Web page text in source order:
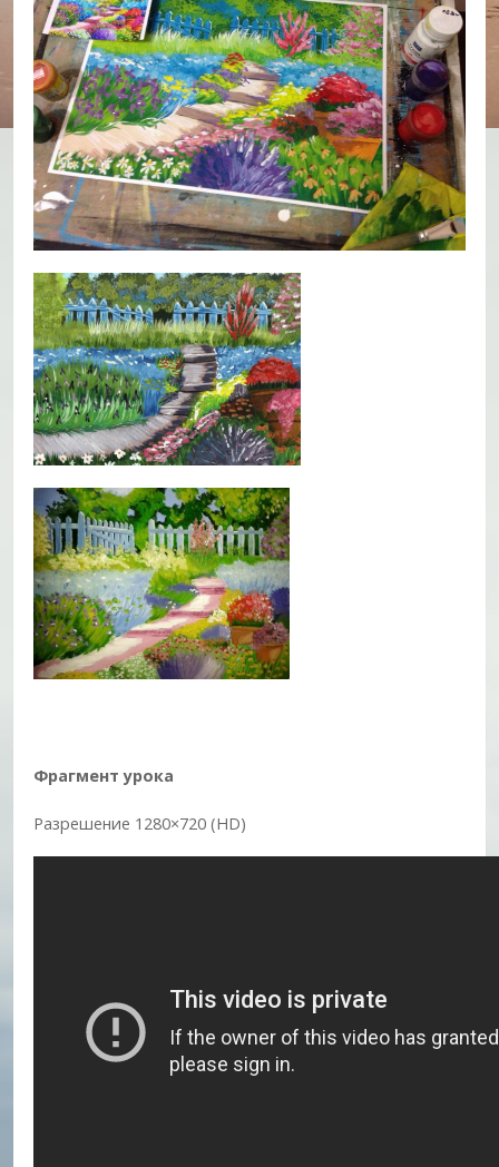
Фрагмент урока
Разрешение 1280×720 (HD)